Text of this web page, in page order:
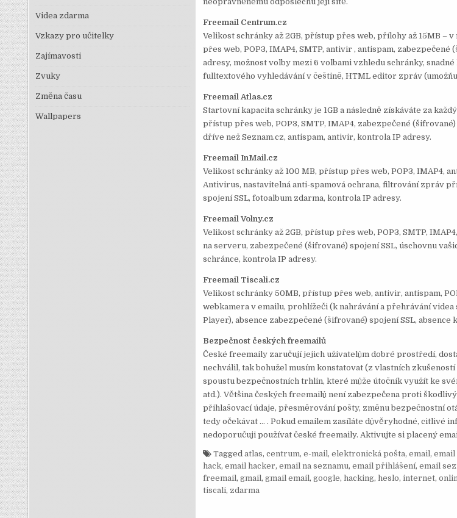
Freemail Centrum.cz
Velikost schránky až 2GB, přístup přes web, přílohy až 15MB –
přes web, POP3, IMAP4, SMTP, antivir , antispam, zabezpečené
adresy, možnost volby mezi 6 volbami vzhledu schránky,
fulltextového vyhledávání v češtině, HTML editor zpráv
Freemail Atlas.cz
Startovní kapacita schránky je 1GB a následně získáváte za
přístup přes web, POP3, SMTP, IMAP4, zabezpečené
dříve než Seznam.cz, antispam, antivir, kontrola IP adresy.
Freemail InMail.cz
Velikost schránky až 100 MB, přístup přes web, POP3, IMAP4,
Antivirus, nastavitelná anti-spamová ochrana, filtrování zpráv
spojení SSL, fotoalbum zdarma, kontrola IP adresy.
Freemail Volny.cz
Velikost schránky až 2GB, přístup přes web, POP3, SMTP,
na serveru, zabezpečené (šifrované) spojení SSL, úschovnu
schránce, kontrola IP adresy.
Freemail Tiscali.cz
Velikost schránky 50MB, přístup přes web, antivir, antispam,
webkamera v emailu, prohlížeči (k nahrávání a přehrávání
Player), absence zabezpečené (šifrované) spojení SSL, absence
Bezpečnost českých freemailů
České freemaily zaručují jejich uživatelům dobré prostředí,
nechválil, tak bohužel musím konstatovat (z vlastních
spoustu bezpečnostních trhlin, které může útočník využít ke
atd.). Většina českých freemailů není zabezpečena proti
přihlašovací údaje, přesměrování pošty, změnu bezpečnostní
tedy očekávat … . Pokud emailem zasíláte důvěryhodné, citlivé
nedoporučuji používat české freemaily. Aktivujte si placený
Tagged atlas, centrum, e-mail, elektronická pošta, email,
hack, email hacker, email na seznamu, email přihlášení, email
freemail, gmail, gmail email, google, hacking, heslo, internet,
tiscali, zdarma
Videa zdarma
Vzkazy pro učitelky
Zajímavosti
Zvuky
Změna času
Wallpapers